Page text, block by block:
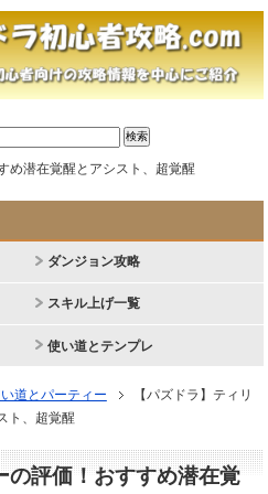
め潜在覚醒とアシスト、超覚醒
ダンジョン攻略
スキル上げ一覧
使い道とテンプレ
道とパーティー
【パズドラ】ティリ
ト、超覚醒
の評価！おすすめ潜在覚